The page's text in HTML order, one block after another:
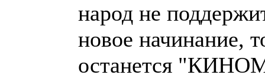
народ не
новое начинание,
останется